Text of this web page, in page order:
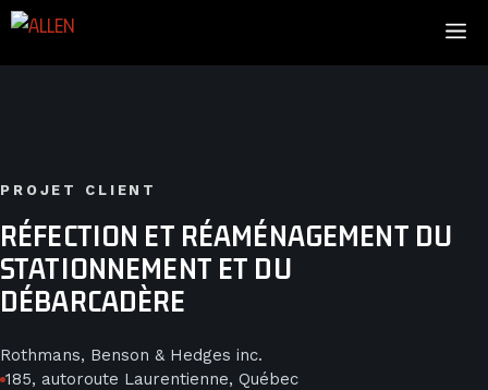
Aller
contenu
PROJET CLIENT
RÉFECTION ET RÉAMÉNAGEMENT DU
STATIONNEMENT ET DU
DÉBARCADÈRE
Rothmans, Benson & Hedges inc.
185, autoroute Laurentienne, Québec